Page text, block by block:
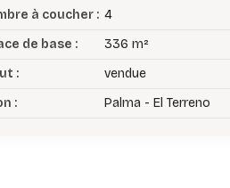
à coucher : 4
de base :
336 m²
:
vendue
: Palma - El Terreno